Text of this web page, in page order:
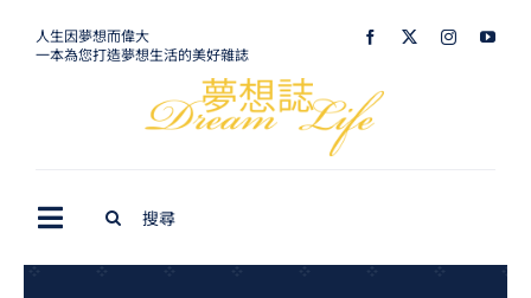
人生因夢想而偉大
一本為您打造夢想生活的美好雜誌
Toggle
Navigation